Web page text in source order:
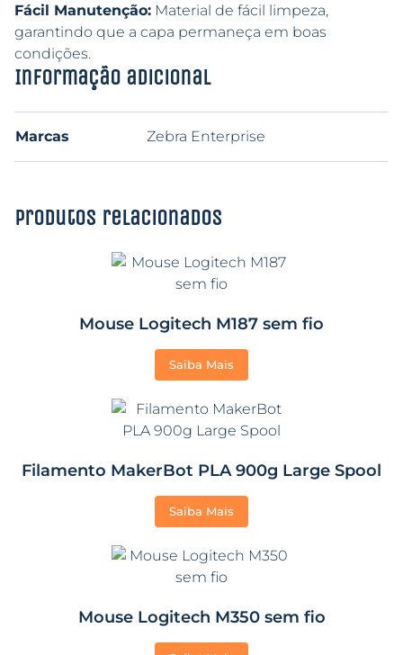
Fácil Manutenção: Material de fácil limpeza,
garantindo que a capa permaneça em boas
condições.
Informação adicional
Marcas Zebra Enterprise
Produtos relacionados
Mouse Logitech M187 sem fio
Saiba Mais
Filamento MakerBot PLA 900g Large Spool
Saiba Mais
Mouse Logitech M350 sem fio